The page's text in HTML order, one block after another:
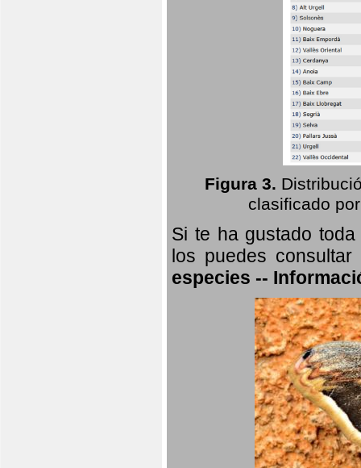
Figura 3.
clasificado
Si te ha gustado
los puedes
especies --